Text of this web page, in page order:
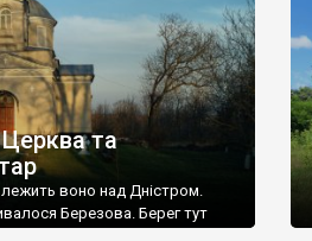
та
воно над Дністром.
Березова. Берег тут